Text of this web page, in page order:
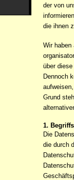
der von
die ihnen
Wir haben
über
Dennoch
Grund
1.
Die
die durch